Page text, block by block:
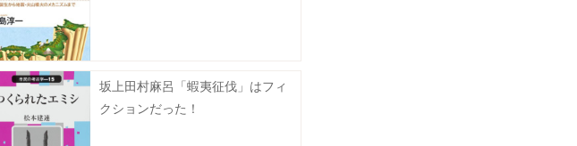
坂上田村麻呂「蝦夷征伐」はフィ
クションだった！